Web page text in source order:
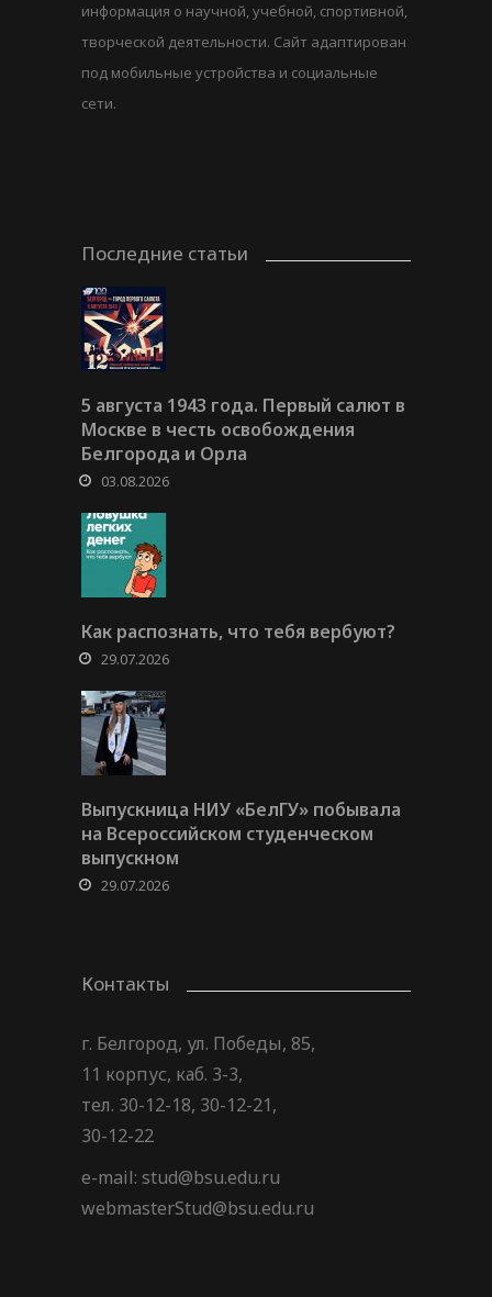
информация о научной, учебной, спортивной,
творческой деятельности. Сайт адаптирован
под мобильные устройства и социальные
сети.
Последние статьи
5 августа 1943 года. Первый салют в
Москве в честь освобождения
Белгорода и Орла
03.08.2026
Как распознать, что тебя вербуют?
29.07.2026
Выпускница НИУ «БелГУ» побывала
на Всероссийском студенческом
выпускном
29.07.2026
Контакты
г. Белгород, ул. Победы, 85,
11 корпус, каб. 3-3,
тел. 30-12-18, 30-12-21,
30-12-22
e-mail: stud@bsu.edu.ru
webmasterStud@bsu.edu.ru